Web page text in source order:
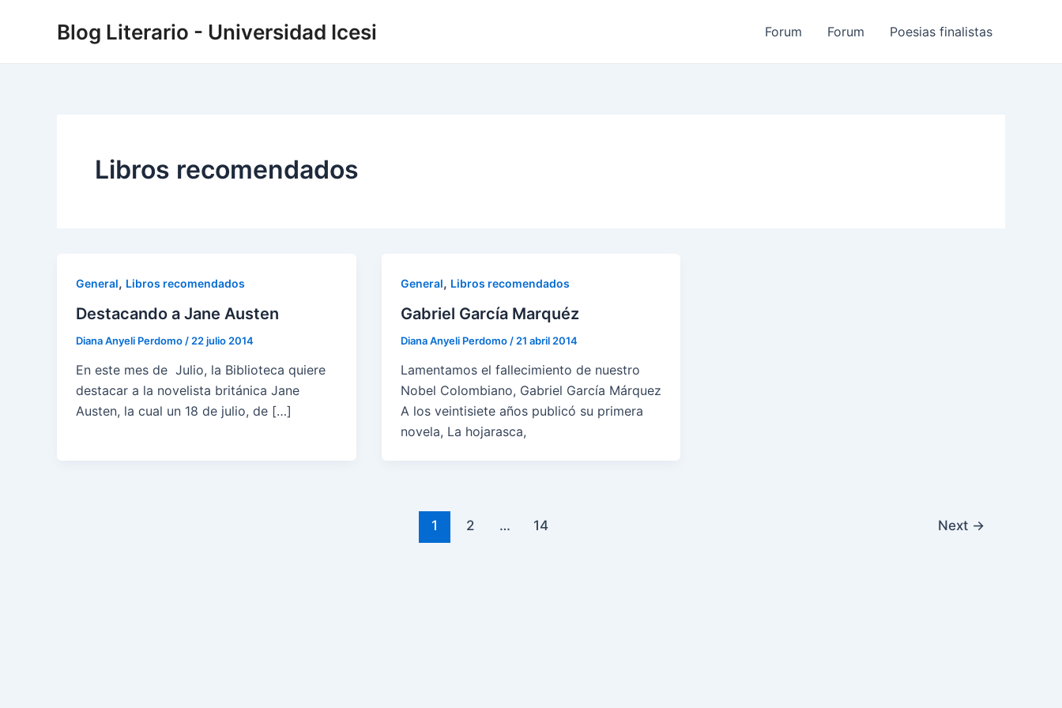
Blog Literario - Universidad Icesi Forum Forum Poesias finalistas
Libros recomendados
General, Libros recomendados
Destacando a Jane Austen
Diana Anyeli Perdomo / 22 julio 2014
En este mes de Julio, la Biblioteca quiere
destacar a la novelista británica Jane
Austen, la cual un 18 de julio, de […]
General, Libros recomendados
Gabriel García Marquéz
Diana Anyeli Perdomo / 21 abril 2014
Lamentamos el fallecimiento de nuestro
Nobel Colombiano, Gabriel García Márquez
A los veintisiete años publicó su primera
novela, La hojarasca,
pagination
1 2 … 14 Next →